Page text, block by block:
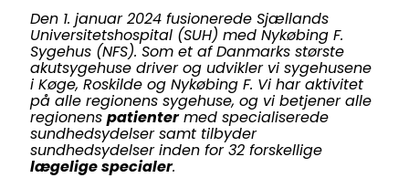
Den 1. januar 2024 fusionerede Sjællands
Universitetshospital (SUH) med Nykøbing F.
Sygehus (NFS). Som et af Danmarks største
akutsygehuse driver og udvikler vi sygehusene
i Køge, Roskilde og Nykøbing F. Vi har aktivitet
på alle regionens sygehuse, og vi betjener alle
regionens patientermed specialiserede
sundhedsydelser samt tilbyder
sundhedsydelser inden for 32 forskellige
lægelige specialer.